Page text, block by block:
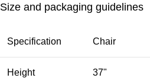
Size and packaging guidelines
Specification Chair
Height 37"